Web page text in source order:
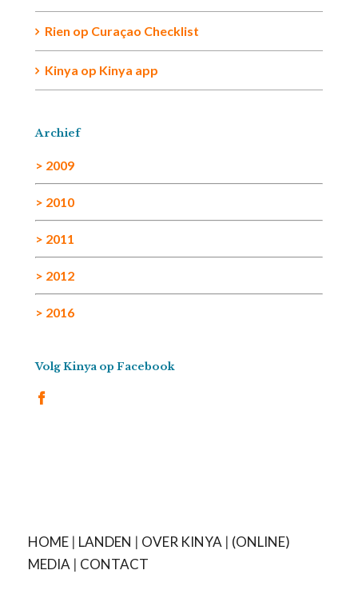
Rien op Curaçao Checklist
Kinya op Kinya app
Archief
> 2009
> 2010
> 2011
> 2012
> 2016
Volg Kinya op Facebook
HOME| LANDEN | OVER KINYA | (ONLINE)
MEDIA | CONTACT